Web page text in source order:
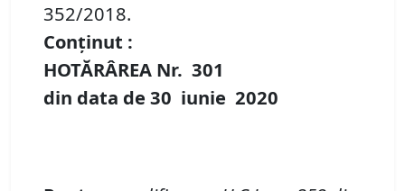
352/2018.
Conținut :
HOTĂRÂREA Nr. 301
din data de 30 iunie 2020